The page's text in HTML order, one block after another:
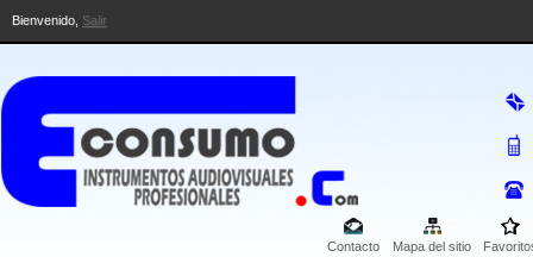
Bienvenido, Salir
Contacto Mapa del sitio